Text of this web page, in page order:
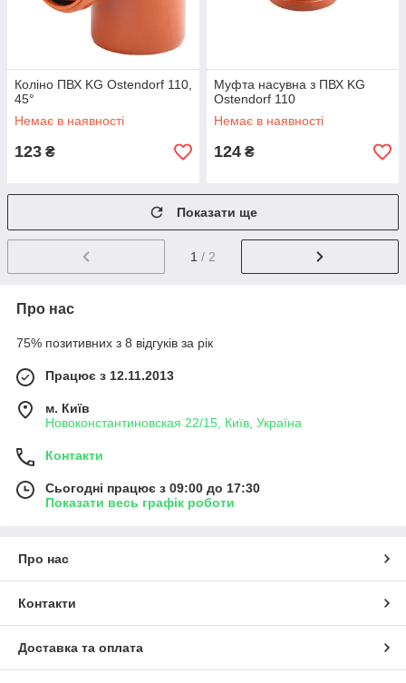
Коліно ПВХ KG Ostendorf 110,
45°
Немає в наявності
123 ₴
Муфта насувна з ПВХ KG
Ostendorf 110
Немає в наявності
124 ₴
Показати ще
1 / 2
Про нас
75% позитивних з 8 відгуків за рік
Працює з 12.11.2013
м. Київ
Новоконстантиновская 22/15, Київ, Україна
Контакти
Сьогодні працює з 09:00 до 17:30
Показати весь графік роботи
Про нас
Контакти
Доставка та оплата